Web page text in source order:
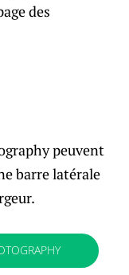
des
peuvent
barre latérale